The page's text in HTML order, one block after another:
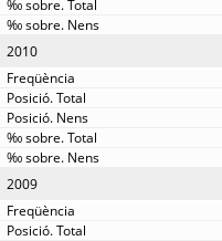
2010
2009